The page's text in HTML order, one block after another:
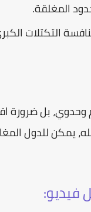
المغلقة.
التكتلات
بل ضرورة
يمكن للدول